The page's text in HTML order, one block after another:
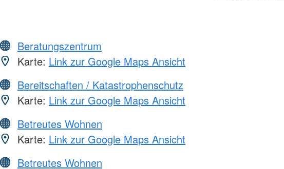
Beratungszentrum
Karte: Link zur Google Maps Ansicht
Bereitschaften / Katastrophenschutz
Karte: Link zur Google Maps Ansicht
Betreutes Wohnen
Karte: Link zur Google Maps Ansicht
Betreutes Wohnen